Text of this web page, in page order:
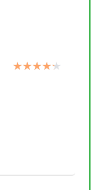
★★★★★
★★★★★